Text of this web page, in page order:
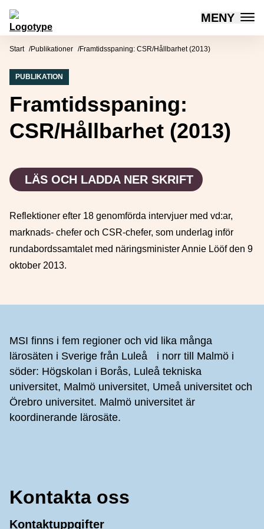
Hoppa till innehåll
Mötesplatsen Social Innovation MENY
Start Publikationer Framtidsspaning: CSR/Hållbarhet (2013)
PUBLIKATION
Framtidsspaning:
CSR/Hållbarhet (2013)
LÄS OCH LADDA NER SKRIFT
Reflektioner efter 18 genomförda intervjuer med vd:ar,
marknads- chefer och CSR-chefer, som underlag inför
rundabordssamtalet med näringsminister Annie Lööf den 9
oktober 2013.
MSI finns i fem regioner och vid lika många
lärosäten i Sverige från Luleå i norr till Malmö i
söder: Högskolan i Borås, Luleå tekniska
universitet, Malmö universitet, Umeå universitet och
Örebro universitet. Malmö universitet är
koordinerande lärosäte.
Kontakta oss
Kontaktuppgifter